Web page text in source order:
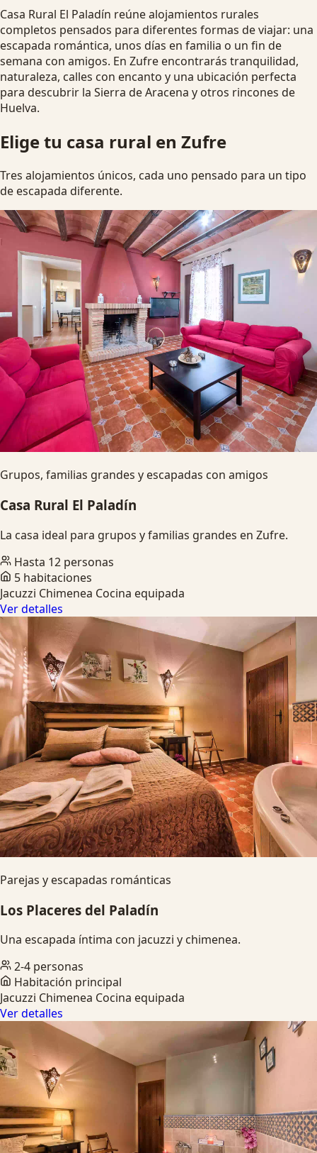
Ver disponibilidadEscapada romántica
Casa Rural El Paladín reúne alojamientos rurales
completos pensados para diferentes formas de viajar: una
escapada romántica, unos días en familia o un fin de
semana con amigos. En Zufre encontrarás tranquilidad,
naturaleza, calles con encanto y una ubicación perfecta
para descubrir la Sierra de Aracena y otros rincones de
Huelva.
Elige tu casa rural en Zufre
Tres alojamientos únicos, cada uno pensado para un tipo
de escapada diferente.
Grupos, familias grandes y escapadas con amigos
Casa Rural El Paladín
La casa ideal para grupos y familias grandes en Zufre.
Hasta 12 personas
5 habitaciones
Jacuzzi Chimenea Cocina equipada
Ver detalles
Parejas y escapadas románticas
Los Placeres del Paladín
Una escapada íntima con jacuzzi y chimenea.
2-4 personas
Habitación principal
Jacuzzi Chimenea Cocina equipada
Ver detalles